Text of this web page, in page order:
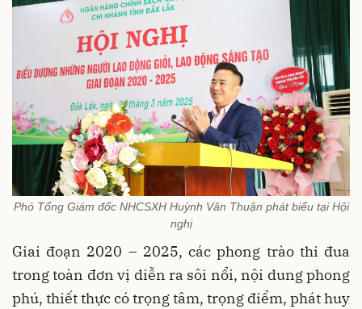
Phó Tổng Giám đốc NHCSXH Huỳnh Văn Thuận phát biểu tại Hội
nghị
Giai đoạn 2020 – 2025, các phong trào thi đua
trong toàn đơn vị diễn ra sôi nổi, nội dung phong
phú, thiết thực có trọng tâm, trọng điểm, phát huy